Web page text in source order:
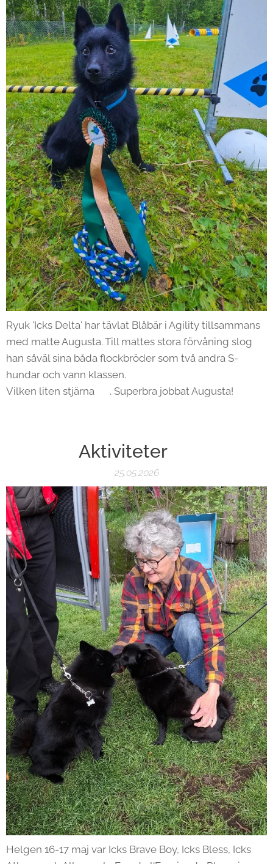
Ryuk 'Icks Delta' har tävlat Blåbär i Agility tillsammans
med matte Augusta. Till mattes stora förvåning slog
han såväl sina båda flockbröder som två andra S-
hundar och vann klassen.
Vilken liten stjärna 🤩. Superbra jobbat Augusta!
Aktiviteter 😍
25.05.2026
Helgen 16-17 maj var Icks Brave Boy, Icks Bless, Icks